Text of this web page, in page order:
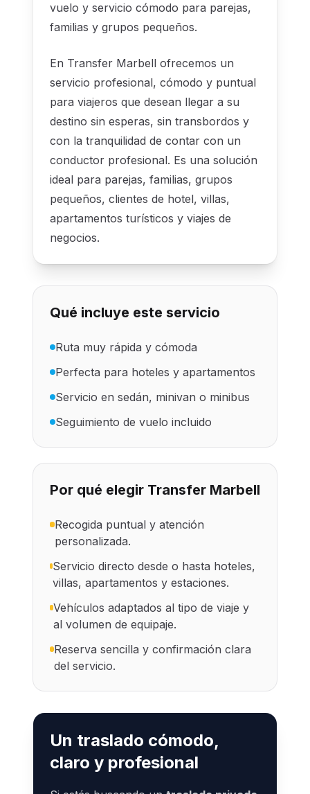
vuelo y servicio cómodo para parejas,
familias y grupos pequeños.
En Transfer Marbell ofrecemos un
servicio profesional, cómodo y puntual
para viajeros que desean llegar a su
destino sin esperas, sin transbordos y
con la tranquilidad de contar con un
conductor profesional. Es una solución
ideal para parejas, familias, grupos
pequeños, clientes de hotel, villas,
apartamentos turísticos y viajes de
negocios.
Qué incluye este servicio
Ruta muy rápida y cómoda
Perfecta para hoteles y apartamentos
Servicio en sedán, minivan o minibus
Seguimiento de vuelo incluido
Por qué elegir Transfer Marbell
Recogida puntual y atención
personalizada.
Servicio directo desde o hasta hoteles,
villas, apartamentos y estaciones.
Vehículos adaptados al tipo de viaje y
al volumen de equipaje.
Reserva sencilla y confirmación clara
del servicio.
Un traslado cómodo,
claro y profesional